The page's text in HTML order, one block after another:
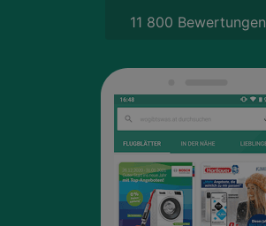
11 800 Bewertungen